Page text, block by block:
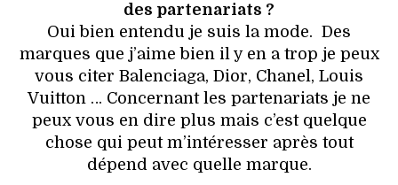
des partenariats ?
Oui bien entendu je suis la mode. Des
marques que j’aime bien il y en a trop je peux
vous citer Balenciaga, Dior, Chanel, Louis
Vuitton … Concernant les partenariats je ne
peux vous en dire plus mais c’est quelque
chose qui peut m’intéresser après tout
dépend avec quelle marque.